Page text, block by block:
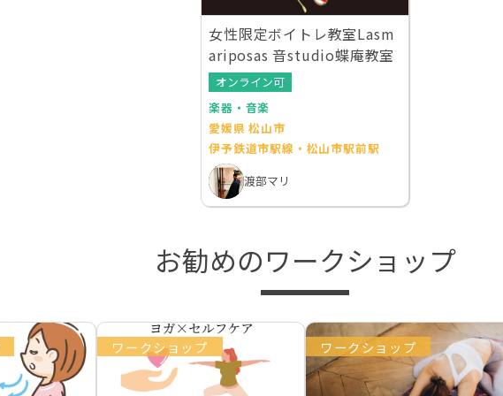
女性限定ボイトレ教室Lasm
ariposas 音studio蝶庵教室
オンライン可
楽器・音楽
愛媛県 松山市
伊予鉄道市駅線・松山市駅前駅
渡部マリ
お勧めのワークショップ
ワークショップ ワークショップ